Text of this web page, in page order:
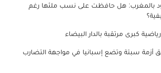
بالمغرب: هل حافظت على نسب ملئها رغم
كبرى مرتقبة بالدار البيضاء
أزمة سبتة وتضع إسبانيا في مواجهة التضارب